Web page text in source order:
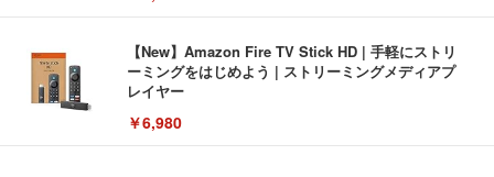
【New】Amazon Fire TV Stick HD | 手軽にストリ
ーミングをはじめよう | ストリーミングメディアプ
レイヤー
￥6,980